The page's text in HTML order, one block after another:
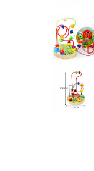
Cadouri sub 99 lei
Cadouri sub 149 lei
Jucarii pe Varsta